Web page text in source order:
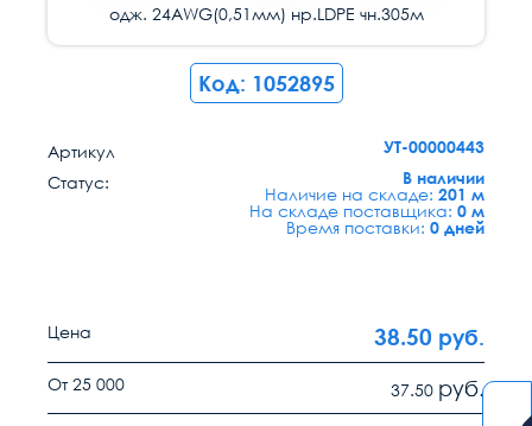
одж. 24AWG(0,51мм) нр.LDPE чн.305м
одж. 24AWG(0,51мм) нр.LDPE чн.305м
Код: 1052895
Артикул
УТ-00000443
Статус:
В наличии
Наличие на складе: 201 м
На складе поставщика: 0 м
Время поставки: 0 дней
Цена 38.50 руб.
От 25 000 37.50 руб.